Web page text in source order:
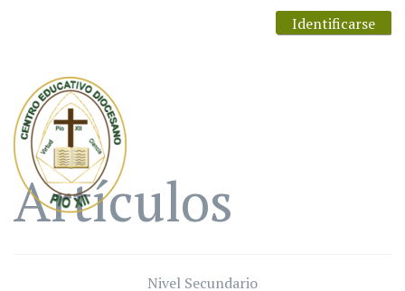
Identificarse
Artículos
Nivel Secundario